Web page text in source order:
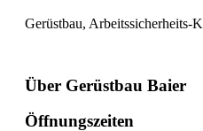
Gerüstbau, Arbeitssicherheits-
Über Gerüstbau Baier
Öffnungszeiten